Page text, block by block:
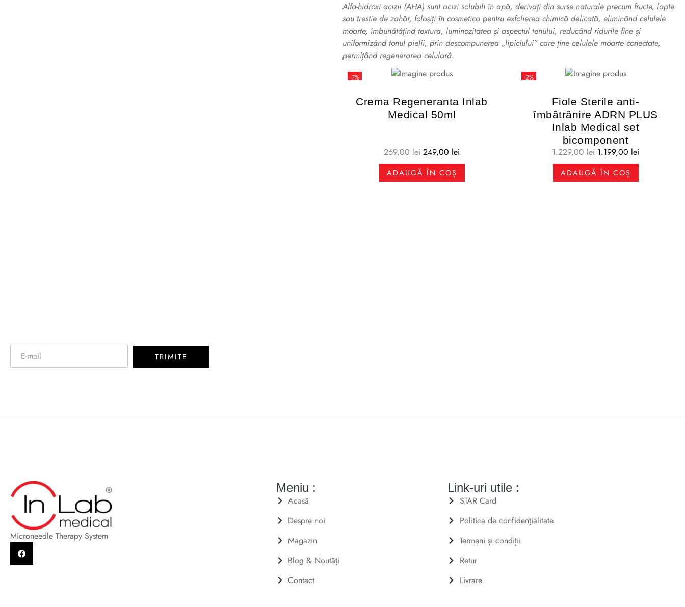
Alfa-hidroxi acizii (AHA) sunt acizi solubili în apă, derivați din surse naturale precum fructe, lapte
sau trestie de zahăr, folosiți în cosmetica pentru exfolierea chimică delicată, eliminând celulele
moarte, îmbunătățind textura, luminozitatea și aspectul tenului, reducând ridurile fine și
uniformizând tonul pielii, prin descompunerea „lipiciului” care ține celulele moarte conectate,
permițând regenerarea celulară.
-7%
Crema Regeneranta Inlab
Medical 50ml
269,00lei 249,00 lei
ADAUGĂ ÎN COȘ
-2%
Fiole Sterile anti-
îmbătrânire ADRN PLUS
Inlab Medical set
bicomponent
1.229,00lei 1.199,00 lei
ADAUGĂ ÎN COȘ
TRIMITE
Microneedle Therapy System
Meniu :
Acasă
Despre noi
Magazin
Blog & Noutăți
Contact
Link-uri utile :
STAR Card
Politica de confidențialitate
Termeni și condiții
Retur
Livrare